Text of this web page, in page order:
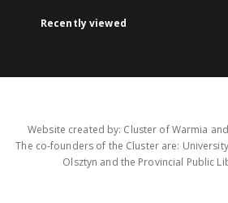
Recently viewed
Website created by: Cluster of Warmia
The co-founders of the Cluster are:
Olsztyn and the Provincial Public